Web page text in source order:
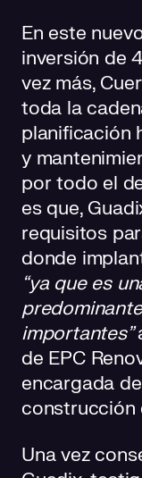
En este
inversión de
vez más,
toda la
planificación
y
por todo el
es que,
requisitos
donde
“ya que es
importantes”
de EPC
encargada
construcción
Una vez